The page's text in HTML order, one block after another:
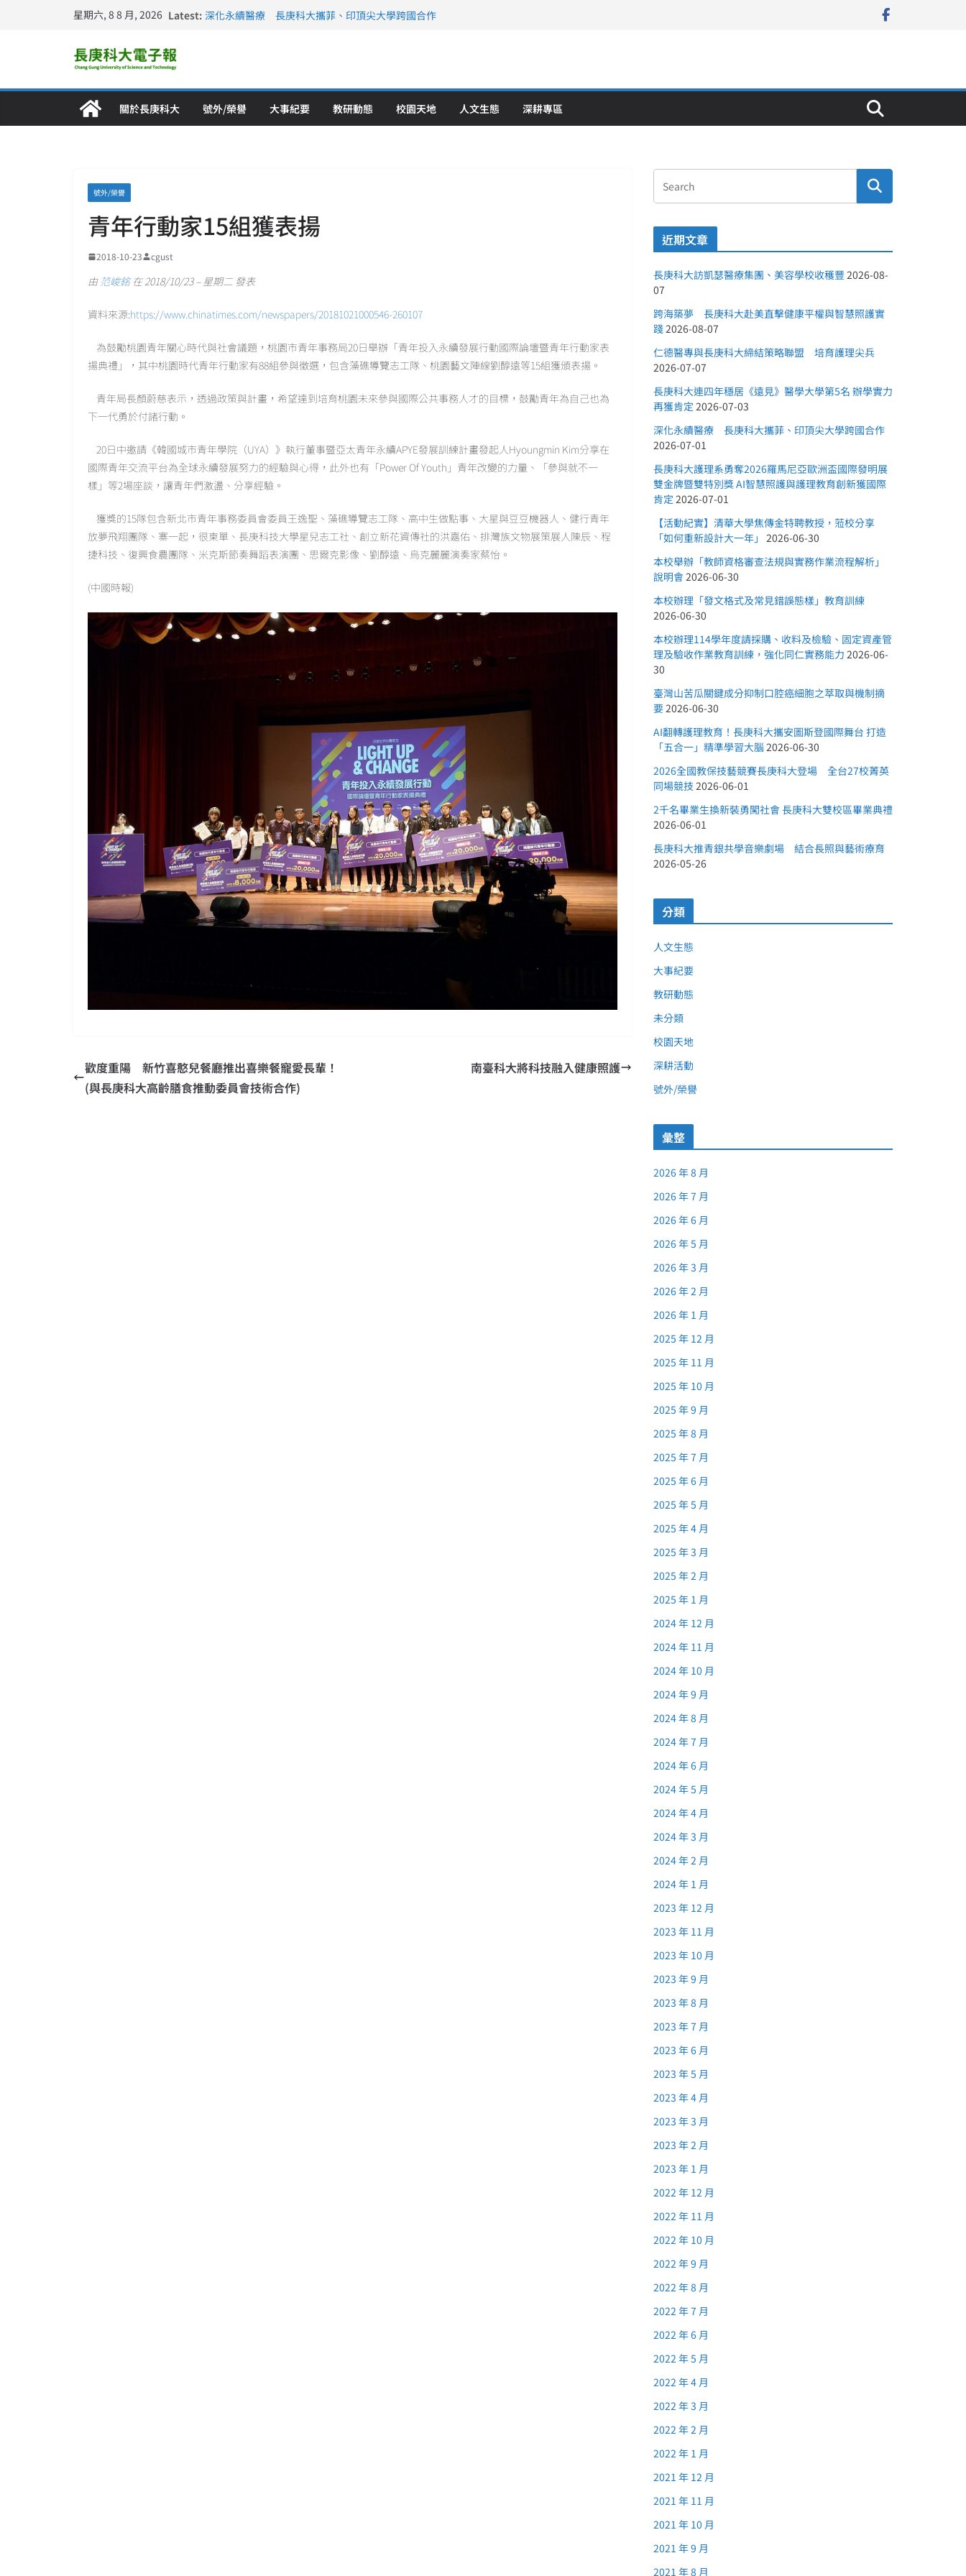
星期六, 8 8 月, 2026 Latest: 深化永續醫療 長庚科大攜菲、印頂尖大學跨國合作
關於長庚科大 號外/榮譽 大事紀要 教研動態 校園天地 人文生態 深耕專區
號外/榮譽
青年行動家15組獲表揚
2018-10-23 cgust
由 范峻銘在 2018/10/23 – 星期二 發表
資料來源:https://www.chinatimes.com/newspapers/20181021000546-260107
為鼓勵桃園青年關心時代與社會議題，桃園市青年事務局20日舉辦「青年投入永續發展行動國際論壇暨青年行動家表
揚典禮」，其中桃園時代青年行動家有88組參與徵選，包含藻礁導覽志工隊、桃園藝文陣線劉醇遠等15組獲頒表揚。
青年局長顏蔚慈表示，透過政策與計畫，希望達到培育桃園未來參與國際公共事務人才的目標，鼓勵青年為自己也為
下一代勇於付諸行動。
20日中邀請《韓國城市青年學院（UYA）》執行董事暨亞太青年永續APYE發展訓練計畫發起人Hyoungmin Kim分享在
國際青年交流平台為全球永續發展努力的經驗與心得，此外也有「Power Of Youth」青年改變的力量、「參與就不一
樣」等2場座談，讓青年們激盪、分享經驗。
獲獎的15隊包含新北市青年事務委員會委員王逸聖、藻礁導覽志工隊、高中生做點事、大星與豆豆機器人、健行青年
放夢飛翔團隊、寨一起，很柬單、長庚科技大學星兒志工社、創立新花資傳社的洪嘉佑、排灣族文物展策展人陳辰、程
捷科技、復興食農團隊、米克斯節奏舞蹈表演團、思爾克影像、劉醇遠、烏克麗麗演奏家蔡怡。
(中國時報)
歡度重陽 新竹喜憨兒餐廳推出喜樂餐寵愛長輩！
(與長庚科大高齡膳食推動委員會技術合作)
南臺科大將科技融入健康照護
近期文章
長庚科大訪凱瑟醫療集團、美容學校收穫豐 2026-08-
07
跨海築夢 長庚科大赴美直擊健康平權與智慧照護實
踐2026-08-07
仁德醫專與長庚科大締結策略聯盟 培育護理尖兵
2026-07-07
長庚科大連四年穩居《遠見》醫學大學第5名 辦學實力
再獲肯定 2026-07-03
深化永續醫療 長庚科大攜菲、印頂尖大學跨國合作
2026-07-01
長庚科大護理系勇奪2026羅馬尼亞歐洲盃國際發明展
雙金牌暨雙特別獎 AI智慧照護與護理教育創新獲國際
肯定 2026-07-01
【活動紀實】清華大學焦傳金特聘教授，蒞校分享
「如何重新設計大一年」 2026-06-30
本校舉辦「教師資格審查法規與實務作業流程解析」
說明會2026-06-30
本校辦理「發文格式及常見錯誤態樣」教育訓練
2026-06-30
本校辦理114學年度請採購、收料及檢驗、固定資產管
理及驗收作業教育訓練，強化同仁實務能力 2026-06-
30
臺灣山苦瓜關鍵成分抑制口腔癌細胞之萃取與機制摘
要2026-06-30
AI翻轉護理教育！長庚科大攜安圖斯登國際舞台 打造
「五合一」精準學習大腦 2026-06-30
2026全國教保技藝競賽長庚科大登場 全台27校菁英
同場競技 2026-06-01
2千名畢業生換新裝勇闖社會 長庚科大雙校區畢業典禮
2026-06-01
長庚科大推青銀共學音樂劇場 結合長照與藝術療育
2026-05-26
分類
人文生態
大事紀要
教研動態
未分類
校園天地
深耕活動
號外/榮譽
彙整
2026 年 8 月
2026 年 7 月
2026 年 6 月
2026 年 5 月
2026 年 3 月
2026 年 2 月
2026 年 1 月
2025 年 12 月
2025 年 11 月
2025 年 10 月
2025 年 9 月
2025 年 8 月
2025 年 7 月
2025 年 6 月
2025 年 5 月
2025 年 4 月
2025 年 3 月
2025 年 2 月
2025 年 1 月
2024 年 12 月
2024 年 11 月
2024 年 10 月
2024 年 9 月
2024 年 8 月
2024 年 7 月
2024 年 6 月
2024 年 5 月
2024 年 4 月
2024 年 3 月
2024 年 2 月
2024 年 1 月
2023 年 12 月
2023 年 11 月
2023 年 10 月
2023 年 9 月
2023 年 8 月
2023 年 7 月
2023 年 6 月
2023 年 5 月
2023 年 4 月
2023 年 3 月
2023 年 2 月
2023 年 1 月
2022 年 12 月
2022 年 11 月
2022 年 10 月
2022 年 9 月
2022 年 8 月
2022 年 7 月
2022 年 6 月
2022 年 5 月
2022 年 4 月
2022 年 3 月
2022 年 2 月
2022 年 1 月
2021 年 12 月
2021 年 11 月
2021 年 10 月
2021 年 9 月
2021 年 8 月